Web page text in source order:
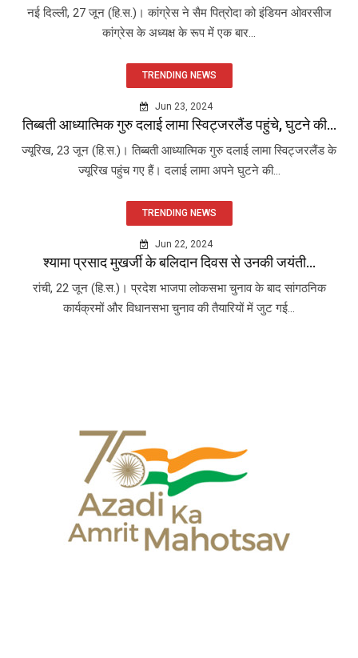
नई दिल्ली, 27 जून (हि.स.)। कांग्रेस ने सैम पित्रोदा को इंडियन ओवरसीज
कांग्रेस के अध्यक्ष के रूप में एक बार...
TRENDING NEWS
Jun 23, 2024
तिब्बती आध्यात्मिक गुरु दलाई लामा स्विट्जरलैंड पहुंचे, घुटने की...
ज्यूरिख, 23 जून (हि.स.)। तिब्बती आध्यात्मिक गुरु दलाई लामा स्विट्जरलैंड के
ज्यूरिख पहुंच गए हैं। दलाई लामा अपने घुटने की...
TRENDING NEWS
Jun 22, 2024
श्यामा प्रसाद मुखर्जी के बलिदान दिवस से उनकी जयंती...
रांची, 22 जून (हि.स.)। प्रदेश भाजपा लोकसभा चुनाव के बाद सांगठनिक
कार्यक्रमों और विधानसभा चुनाव की तैयारियों में जुट गई...